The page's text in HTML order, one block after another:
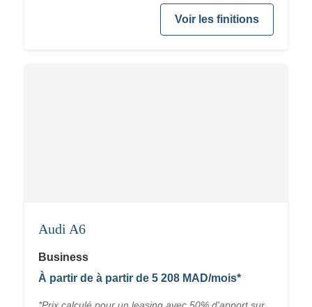
Voir les finitions
Audi A6
Business
À partir de à partir de 5 208 MAD/mois*